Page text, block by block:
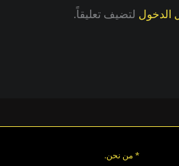
لتضيف تعليقاً.
* من نحن.